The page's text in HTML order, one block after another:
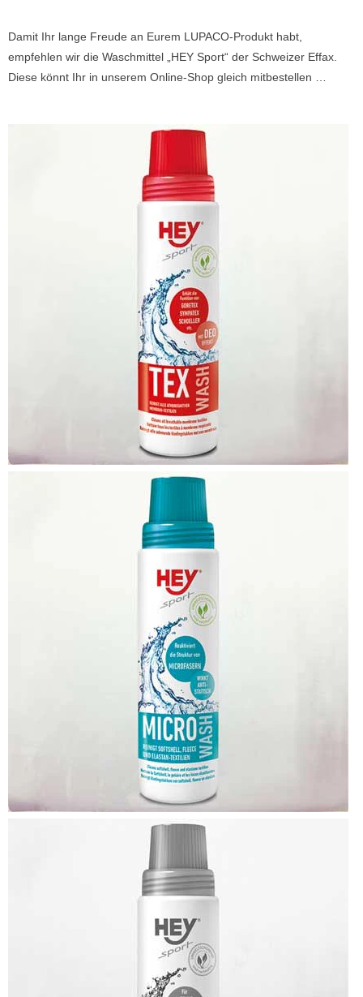
Damit Ihr lange Freude an Eurem LUPACO-Produkt habt,
empfehlen wir die Waschmittel „HEY Sport“ der Schweizer Effax.
Diese könnt Ihr in unserem Online-Shop gleich mitbestellen …